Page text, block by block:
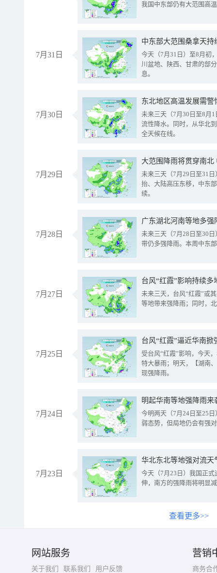
我国中东部仍有大范围高
7月31日
中东部大范围桑拿天
今天（7月31日）至8月初
川盆地、陕西、甘肃的部
息。
7月30日
东北地区高温发展需
未来三天（7月30日至8月
流性降水。同时，从华北
全天候在线。
7月29日
大范围降雨将贯穿南
未来三天（7月29日至31
抬、大陆高压东移，中东
续。
7月28日
广东湖北河南等地多
未来三天（7月28日至30
带仍多强降雨。本周中东
7月27日
台风“红霞”影响持续
未来三天，台风“红霞”或
等地带来强降雨；同时，
7月25日
台风“红霞”逼近华南
受台风“红霞”影响，今天
特大暴雨；明天，【湖南
现强降雨。
7月24日
明起华南等地强降雨
今明两天（7月24日至25
弱态势，但局地仍会有强
7月23日
华北东北等地强对流天
今天（7月23日）我国正
伸，南方的强降雨将明显
查看更多>>
网站服务
关于我们 联系我们
用户反馈
营销
商务合